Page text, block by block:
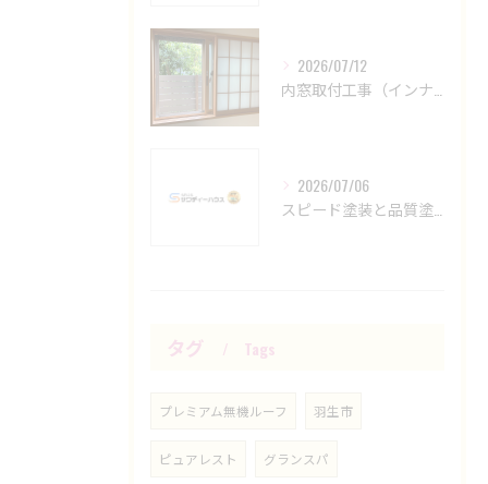
2026/07/12
2026/07/06
タグ Tags
プレミアム無機ルーフ 羽生市
ピュアレスト グランスパ